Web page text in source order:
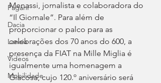
Pagani
Dacia
Lancia
Videos
Mobilidade
Menassi, jornalista e colaboradora do
“Il Giornale”. Para além de
proporcionar o palco para as
celebrações dos 70 anos do 600, a
presença da FIAT na Mille Miglia é
igualmente uma homenagem a
Giacosa, cujo 120.º aniversário será